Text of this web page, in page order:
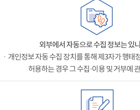
외부에서 자동으로 수집 정보는 있
ㆍ개인정보 자동 수집 장치를 통해 제3자가 행태
허용하는 경우 그 수집·이용 및 거부에